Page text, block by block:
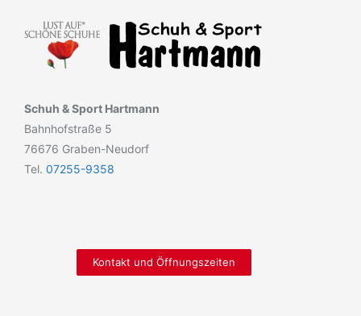
Schuh & Sport Hartmann
Bahnhofstraße 5
76676 Graben-Neudorf
Tel. 07255-9358
Kontakt und Öffnungszeiten